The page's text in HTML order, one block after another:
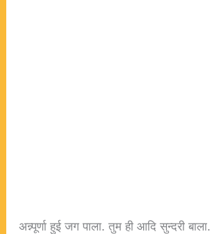
अन्न्पूर्णा हुई जग पाला. तुम ही आदि सुन्दरी बाला.